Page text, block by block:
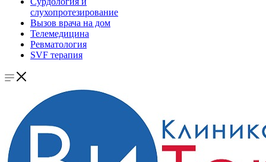
слухопротезирование
Вызов врача на дом
Телемедицина
Ревматология
SVF терапия